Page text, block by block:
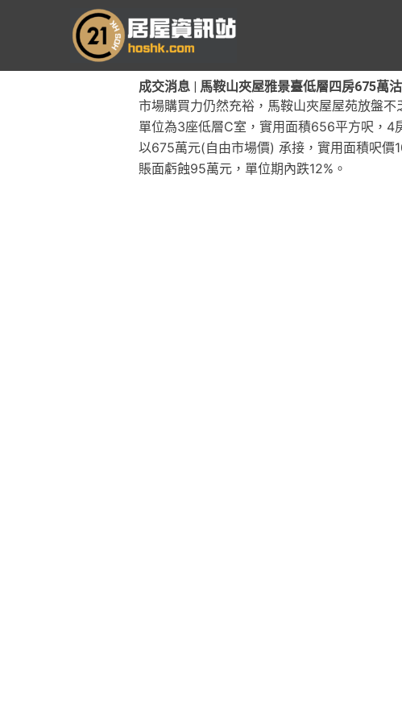
要
成交消息 | 馬鞍山夾屋雅景臺低層四房675萬
市場購買力仍然充裕，馬鞍山夾屋屋苑放盤
單位為3座低層C室，實用面積656平方呎，
以675萬元(自由市場價) 承接，實用面積呎
賬面虧蝕95萬元，單位期內跌12%。